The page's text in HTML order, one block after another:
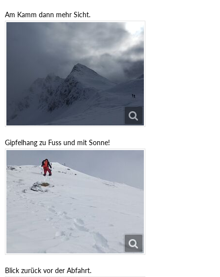
Am Kamm dann mehr Sicht.
Gipfelhang zu Fuss und mit Sonne!
Blick zurück vor der Abfahrt.